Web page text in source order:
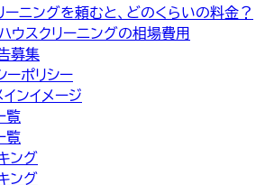
ーニングを頼むと、どのくらいの料金？
ウスクリーニングの相場費用
募集
ーポリシー
インイメージ
覧
覧
ング
ング